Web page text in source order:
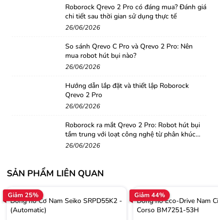
Roborock Qrevo 2 Pro có đáng mua? Đánh giá
chi tiết sau thời gian sử dụng thực tế
26/06/2026
So sánh Qrevo C Pro và Qrevo 2 Pro: Nên
mua robot hút bụi nào?
26/06/2026
Hướng dẫn lắp đặt và thiết lập Roborock
Qrevo 2 Pro
26/06/2026
Roborock ra mắt Qrevo 2 Pro: Robot hút bụi
tầm trung với loạt công nghệ từ phân khúc
cao cấp
26/06/2026
SẢN PHẨM LIÊN QUAN
Giảm 25%
Đồng hồ Cơ Nam Seiko SRPD55K2 -
(Automatic)
Giảm 44%
Đồng hồ Eco-Drive Nam
Corso BM7251-53H